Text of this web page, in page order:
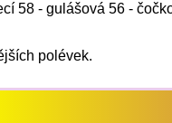
58 - gulášová 56 -
polévek.